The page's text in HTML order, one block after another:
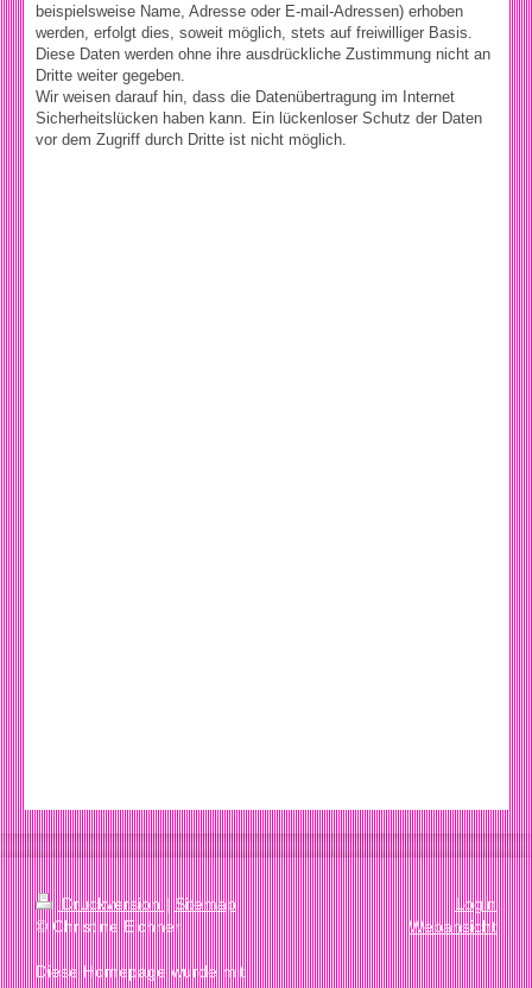
beispielsweise Name, Adresse oder E-mail-Adressen) erhoben
werden, erfolgt dies, soweit möglich, stets auf freiwilliger Basis.
Diese Daten werden ohne ihre ausdrückliche Zustimmung nicht an
Dritte weiter gegeben.
Wir weisen darauf hin, dass die Datenübertragung im Internet
Sicherheitslücken haben kann. Ein lückenloser Schutz der Daten
vor dem Zugriff durch Dritte ist nicht möglich.
Druckversion | Sitemap
© Christine Eichner
Diese Homepage wurde mit
Login
Webansicht